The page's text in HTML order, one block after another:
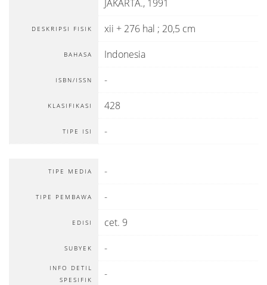
JAKARTA., 1991
DESKRIPSI FISIK xii + 276 hal ; 20,5 cm
BAHASA Indonesia
ISBN/ISSN -
KLASIFIKASI 428
TIPE ISI -
TIPE MEDIA -
TIPE PEMBAWA -
EDISI cet. 9
SUBYEK -
INFO DETIL
SPESIFIK
-